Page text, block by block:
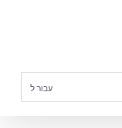
עבור ל